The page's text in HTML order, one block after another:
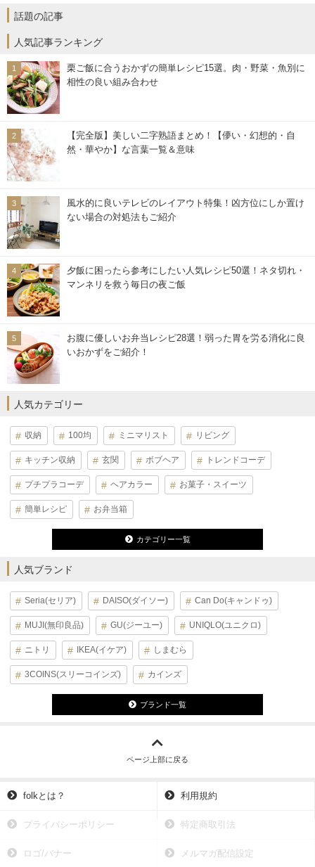
話題の記事
人気記事ランキング
栗ご飯に合うおかずの簡単レシピ15選。肉・野菜・魚別に
相性の良い組み合わせ
【完全版】美しい二字熟語まとめ！【儚い・幻想的・自
然・華やか】な言葉一覧＆意味
風水的に良いテレビのレイアウト特集！凶方位にしか置け
ない場合の対処法もご紹介
夕飯に困ったら参考にしたい人気レシピ50選！ネタ切れ・
マンネリを救う毎日の夜ご飯
お腹に優しいお弁当レシピ28選！弱った胃を労る消化に良
いおかずをご紹介！
人気カテゴリー
収納 100均 ミニマリスト リビング
キッチン収納 玄関 ボブヘア トレンドコーデ
プチプラコーデ ヘアカラー お菓子・スイーツ
簡単レシピ お弁当箱
カテゴリー一覧
人気ブランド
Seria(セリア) DAISO(ダイソー) Can Do(キャンドゥ)
MUJI(無印良品) GU(ジーユー) UNIQLO(ユニクロ)
ニトリ IKEA(イケア) しまむら
3COINS(スリーコインズ) カインズ
ブランド一覧
ページ上部に戻る
folkとは？ 利用規約
プライバシーポリシー 特定商取引法
ロゴ/バナー メルマガ配信設定